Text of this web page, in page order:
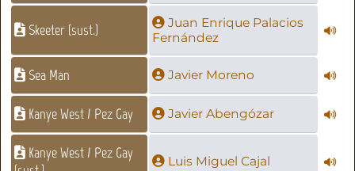
Skeeter (sust.)
Juan Enrique Palacios
Fernández
Sea Man Javier Moreno
Kanye West / Pez Gay Javier Abengózar
Kanye West / Pez Gay
Luis Miguel Cajal